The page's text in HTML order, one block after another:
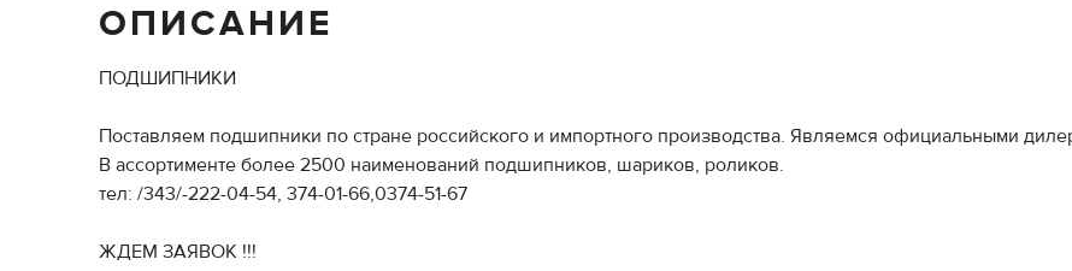
ОПИСАНИЕ
ПОДШИПНИКИ
Поставляем подшипники по стране российского и импортного производства. Являемся официальными
В ассортименте более 2500 наименований подшипников, шариков, роликов.
тел: /343/-222-04-54, 374-01-66,0374-51-67
ЖДЕМ ЗАЯВОК !!!